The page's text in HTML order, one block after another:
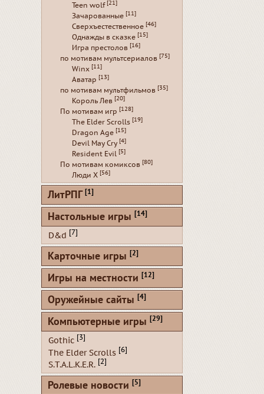
Teen wolf [21]
Зачарованные [11]
Сверхъестественное [46]
Однажды в сказке [15]
Игра престолов [16]
по мотивам мультсериалов [75]
Winx [11]
Аватар [13]
по мотивам мультфильмов [35]
Король Лев [20]
По мотивам игр [128]
The Elder Scrolls [19]
Dragon Age [15]
Devil May Cry [4]
Resident Evil [5]
По мотивам комиксов [80]
Люди Х [56]
ЛитРПГ [1]
Настольные игры [14]
D&d [7]
Карточные игры [2]
Игры на местности [12]
Оружейные сайты [4]
Компьютерные игры [29]
Gothic [3]
The Elder Scrolls [6]
S.T.A.L.K.E.R. [2]
Ролевые новости [5]